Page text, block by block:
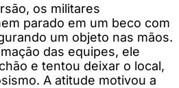
os militares
parado em um beco com
um objeto nas mãos.
das equipes, ele
e tentou deixar o local,
A atitude motivou a